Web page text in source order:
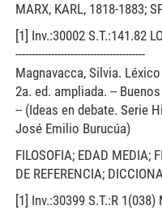
MARX, KARL, 1818-1883;
[1] Inv.:30002 S.T.:141.82
----------------------------------------
Magnavacca, Silvia.
2a. ed. ampliada. --
-- (Ideas en debate. Serie
José Emilio Burucúa)
FILOSOFIA; EDAD MEDIA;
DE REFERENCIA;
[1] Inv.:30399 S.T.:R 1(038)